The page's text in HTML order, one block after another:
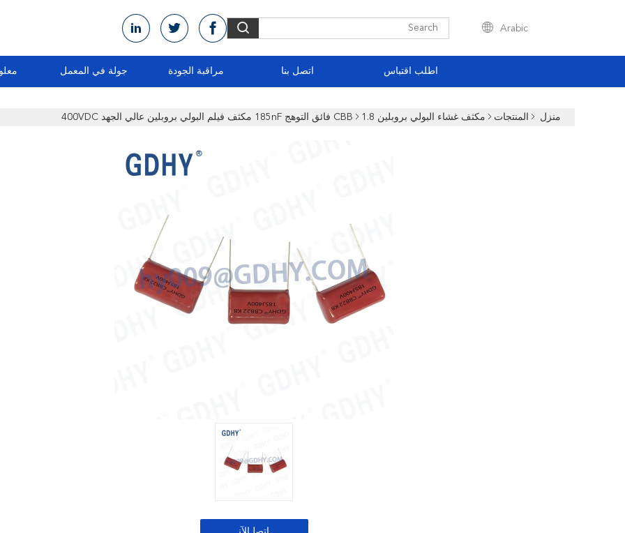
Arabic
جولة في المعمل مراقبة الجودة اتصل بنا اطلب اقتباس
منزل المنتجات مكثف غشاء البولي بروبلين CBB 1.8 فائق التوهج 185nF مكثف فيلم البولي بروبلين عالي الجهد 400VDC